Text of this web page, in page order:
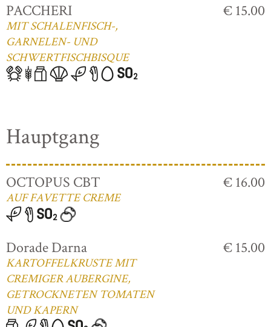
PACCHERI
MIT SCHALENFISCH-,
GARNELEN- UND
SCHWERTFISCHBISQUE
€ 15.00
Hauptgang
OCTOPUS CBT
AUF FAVETTE CREME
€ 16.00
Dorade Darna
KARTOFFELKRUSTE MIT
CREMIGER AUBERGINE,
GETROCKNETEN TOMATEN
UND KAPERN
€ 15.00